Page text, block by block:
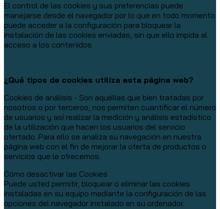
El control de las cookies y sus preferencias puede
manejarse desde el navegador por lo que en todo momento
puede acceder a la configuración para bloquear la
instalación de las cookies enviadas, sin que ello impida al
acceso a los contenidos
¿Qué tipos de cookies utiliza esta página web?
Cookies de análisis - Son aquéllas que bien tratadas por
nosotros o por terceros, nos permiten cuantificar el número
de usuarios y así realizar la medición y análisis estadístico
de la utilización que hacen los usuarios del servicio
ofertado. Para ello se analiza su navegación en nuestra
página web con el fin de mejorar la oferta de productos o
servicios que le ofrecemos.
Cómo desactivar las Cookies
Puede usted permitir, bloquear o eliminar las cookies
instaladas en su equipo mediante la configuración de las
opciones del navegador instalado en su ordenador.